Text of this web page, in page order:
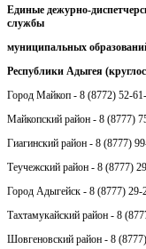
Единые дежурно-
службы
муниципальных
Республики Адыгея
Город Майкоп - 8 (8772) 52-
Майкопский район - 8 (8777)
Гиагинский район - 8 (8777)
Теучежский район - 8 (8777)
Город Адыгейск - 8 (8777) 29-
Тахтамукайский район - 8
Шовгеновский район - 8